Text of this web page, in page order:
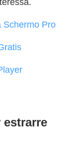
Schermo Pro